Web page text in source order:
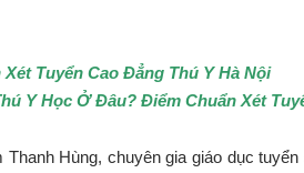
Tuyển Cao Đẳng Thú Y Hà Nội
Y Học Ở Đâu? Điểm Chuẩn Xét
Thanh Hùng, chuyên gia giáo dục